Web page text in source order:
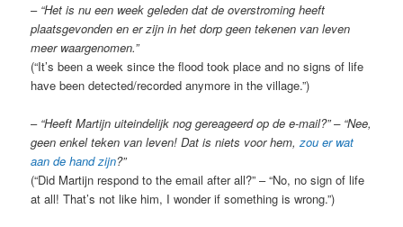
– “Het is nu een week geleden dat de overstroming heeft
plaatsgevonden en er zijn in het dorp geen tekenen van leven
meer waargenomen.”
(“It’s been a week since the flood took place and no signs of life
have been detected/recorded anymore in the village.”)
– “Heeft Martijn uiteindelijk nog gereageerd op de e-mail?” – “Nee,
geen enkel teken van leven! Dat is niets voor hem,zou er wat
aan de hand zijn?”
(“Did Martijn respond to the email after all?” – “No, no sign of life
at all! That’s not like him, I wonder if something is wrong.”)